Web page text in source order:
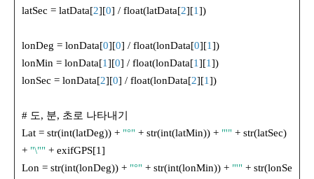
latSec = latData[2][0] / float(latData[2][1])
lonDeg = lonData[0][0] / float(lonData[0][1])
lonMin = lonData[1][0] / float(lonData[1][1])
lonSec = lonData[2][0] / float(lonData[2][1])
# 도, 분, 초로 나타내기
Lat = str(int(latDeg)) + "°" + str(int(latMin)) + "'" + str(latSec)
+ "\"" + exifGPS[1]
Lon = str(int(lonDeg)) + "°" + str(int(lonMin)) + "'" + str(lonSe